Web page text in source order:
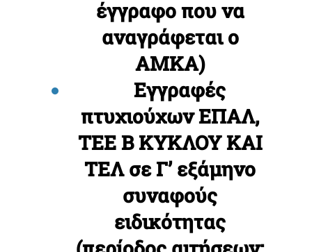
έγγραφο που να
αναγράφεται ο
ΑΜΚΑ)
Εγγραφές
πτυχιούχων ΕΠΑΛ,
ΤΕΕ Β ΚΥΚΛΟΥ ΚΑΙ
ΤΕΛ σε Γ’ εξάμηνο
συναφούς
ειδικότητας